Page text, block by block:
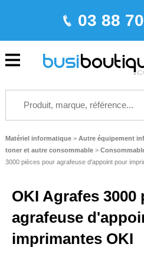
03 88
Matériel informatique > Autre équipement
toner et autre consommable >
3000 pièces pour agrafeuse d'appoint pour
OKI Agrafes 3000
agrafeuse
imprimantes OKI